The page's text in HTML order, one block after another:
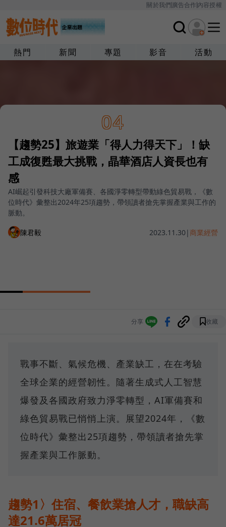
關於我們廣告合作內容授權
熱門 新聞 專題 影音 活動
04
【趨勢25】旅遊業「得人力得天下」！缺
工成復甦最大挑戰，晶華酒店人資長也有
感
AI崛起引發科技大廠軍備賽、各國淨零轉型帶動綠色貿易戰，《數
位時代》彙整出2024年25項趨勢，帶領讀者搶先掌握產業與工作的
脈動。
陳君毅 2023.11.30 |商業經營
分享 收藏
戰事不斷、氣候危機、產業缺工，在在考驗
全球企業的經營韌性。隨著生成式人工智慧
爆發及各國政府致力淨零轉型，AI軍備賽和
綠色貿易戰已悄悄上演。展望2024年，《數
位時代》彙整出25項趨勢，帶領讀者搶先掌
握產業與工作脈動。
趨勢1〉住宿、餐飲業搶人才，職缺高
達21.6萬居冠